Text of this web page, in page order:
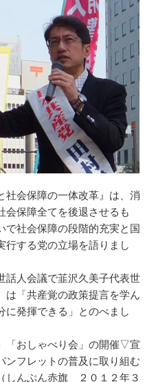
会保障の一体改革』は、消
会保障全てを後退させるも
で社会保障の段階的充実と国
行する党の立場を語りまし
人会議で韮沢久美子代表世
は「共産覚の政策提言を学ん
に発揮できる」とのべまし
おしゃべり会」の開催▽宣
フレットの普及に取り組む
しんぶん赤旗 ２０１２年３